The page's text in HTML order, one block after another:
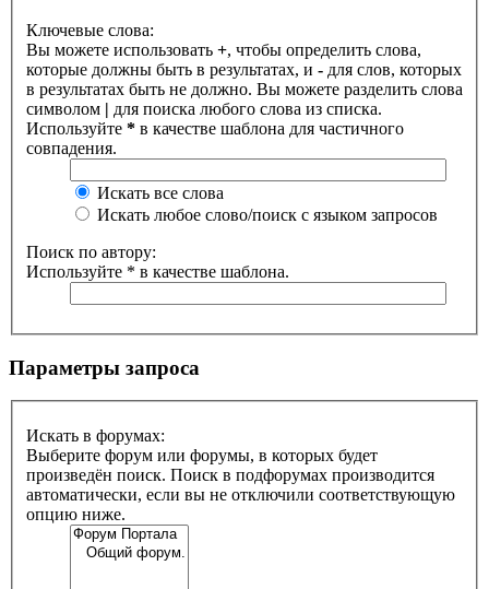
Ключевые слова:
Вы можете использовать +, чтобы определить слова,
которые должны быть в результатах, и - для слов, которых
в результатах быть не должно. Вы можете разделить слова
символом | для поиска любого слова из списка.
Используйте * в качестве шаблона для частичного
совпадения.
Искать все слова
Искать любое слово/поиск с языком запросов
Поиск по автору:
Используйте * в качестве шаблона.
Параметры запроса
Искать в форумах:
Выберите форум или форумы, в которых будет
произведён поиск. Поиск в подфорумах производится
автоматически, если вы не отключили соответствующую
опцию ниже.